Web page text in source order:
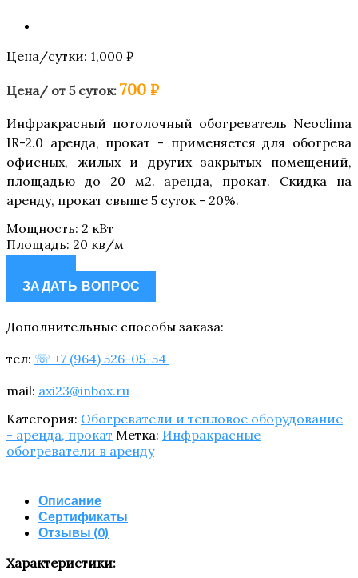
Цена/сутки: 1,000 ₽
Цена/ от 5 суток: 700 ₽
Инфракрасный потолочный обогреватель Neoclima
IR-2.0 аренда, прокат - применяется для обогрева
офисных, жилых и других закрытых помещений,
площадью до 20 м2. аренда, прокат. Скидка на
аренду, прокат свыше 5 суток - 20%.
Мощность: 2 кВт
Площадь: 20 кв/м
ЗАДАТЬ ВОПРОС
Дополнительные способы заказа:
тел: ☏ +7 (964) 526-05-54
mail: axi23@inbox.ru
Категория: Обогреватели и тепловое оборудование
- аренда, прокат Метка: Инфракрасные
обогреватели в аренду
Описание
Сертификаты
Отзывы (0)
Харак­те­ри­сти­ки: